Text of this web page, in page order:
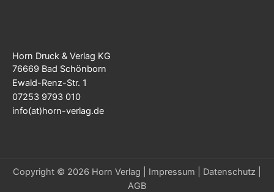
Horn Druck & Verlag KG
76669 Bad Schönborn
Ewald-Renz-Str. 1
07253 9793 010
info(at)horn-verlag.de
Copyright © 2026 Horn Verlag | Impressum Datenschutz
AGB